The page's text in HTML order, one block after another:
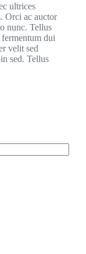
ultrices
Orci ac auctor
nunc. Tellus
dui
velit sed
sed. Tellus